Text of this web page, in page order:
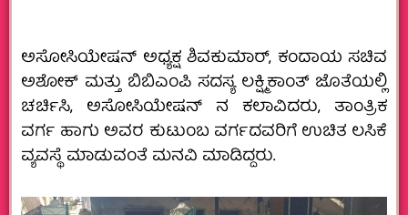
ಅಸೋಸಿಯೇಷನ್ ಅಧ್ಯಕ್ಷ ಶಿವಕುಮಾರ್, ಕಂದಾಯ ಸಚಿವ
ಅಶೋಕ್ ಮತ್ತು ಬಿಬಿಎಂಪಿ ಸದಸ್ಯ ಲಕ್ಷ್ಮಿಕಾಂತ್ ಜೊತೆಯಲ್ಲಿ
ಚರ್ಚಿಸಿ, ಅಸೋಸಿಯೇಷನ್ ನ ಕಲಾವಿದರು, ತಾಂತ್ರಿಕ
ವರ್ಗ ಹಾಗು ಅವರ ಕುಟುಂಬ ವರ್ಗದವರಿಗೆ ಉಚಿತ ಲಸಿಕೆ
ವ್ಯವಸ್ಥೆ ಮಾಡುವಂತೆ ಮನವಿ ಮಾಡಿದ್ದರು.